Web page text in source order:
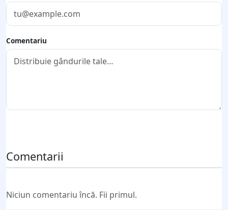
Comentariu
Comentarii
Niciun comentariu încă. Fii primul.